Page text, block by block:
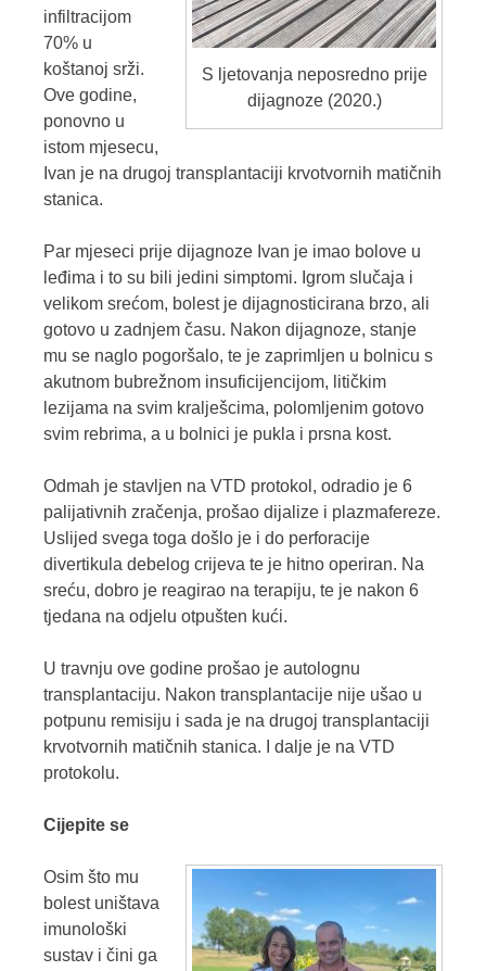
S ljetovanja neposredno prije
dijagnoze (2020.)
infiltracijom
70% u
koštanoj srži.
Ove godine,
ponovno u
istom mjesecu,
Ivan je na drugoj transplantaciji krvotvornih matičnih
stanica.
Par mjeseci prije dijagnoze Ivan je imao bolove u
leđima i to su bili jedini simptomi. Igrom slučaja i
velikom srećom, bolest je dijagnosticirana brzo, ali
gotovo u zadnjem času. Nakon dijagnoze, stanje
mu se naglo pogoršalo, te je zaprimljen u bolnicu s
akutnom bubrežnom insuficijencijom, litičkim
lezijama na svim kralješcima, polomljenim gotovo
svim rebrima, a u bolnici je pukla i prsna kost.
Odmah je stavljen na VTD protokol, odradio je 6
palijativnih zračenja, prošao dijalize i plazmafereze.
Uslijed svega toga došlo je i do perforacije
divertikula debelog crijeva te je hitno operiran. Na
sreću, dobro je reagirao na terapiju, te je nakon 6
tjedana na odjelu otpušten kući.
U travnju ove godine prošao je autolognu
transplantaciju. Nakon transplantacije nije ušao u
potpunu remisiju i sada je na drugoj transplantaciji
krvotvornih matičnih stanica. I dalje je na VTD
protokolu.
Cijepite se
Osim što mu
bolest uništava
imunološki
sustav i čini ga